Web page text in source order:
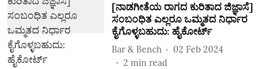
[ನಾಡಗೀತೆಯ ರಾಗದ ಕುರಿತಾದ ಜಿಜ್ಞಾಸೆ]
ಸಂಬಂಧಿತ ಎಲ್ಲರೂ ಒಮ್ಮತದ ನಿರ್ಧಾರ
ಕೈಗೊಳ್ಳಬಹುದು: ಹೈಕೋರ್ಟ್‌
Bar & Bench
02 Feb 2024
2 min read